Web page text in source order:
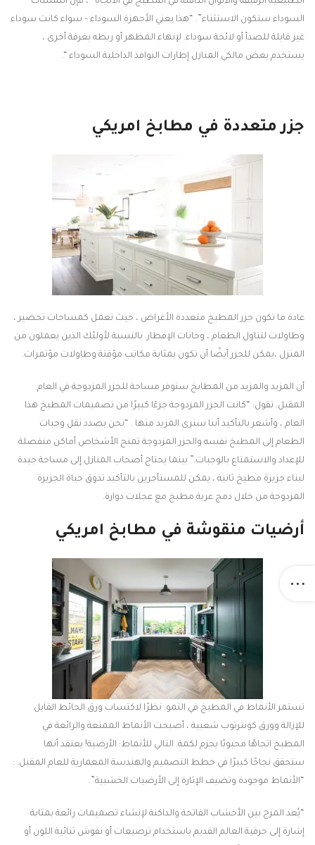
السوداء ستكون الاستثناء”. “هذا يعني الأجهزة السوداء – سواء كانت سوداء
غير قابلة للصدأ أو لائحة سوداء. لإنهاء المظهر أو ربطه بغرفة أخرى ،
يستخدم بعض مالكي المنازل إطارات النوافذ الداخلية السوداء “.
جزر متعددة في مطابخ امريكي
عادة ما تكون جزر المطبخ متعددة الأغراض ، حيث تعمل كمساحات تحضير ،
وطاولات لتناول الطعام ، وحانات الإفطار. بالنسبة لأولئك الذين يعملون من
المنزل ،يمكن للجزر أيضًا أن تكون بمثابة مكاتب مؤقتة وطاولات مؤتمرات.
أن المزيد والمزيد من المطابخ ستوفر مساحة للجزر المزدوجة في العام
المقبل. تقول: “كانت الجزر المزدوجة جزءًا كبيرًا من تصميمات المطبخ هذا
العام ، وأشعر بالتأكيد أننا سنرى المزيد منها . “نحن بصدد نقل وجبات
الطعام إلى المطبخ نفسه والجزر المزدوجة تمنح الأشخاص أماكن منفصلة
للإعداد والاستمتاع بالوجبات.” بينما يحتاج أصحاب المنازل إلى مساحة جيدة
لبناء جزيرة مطبخ ثانية ، يمكن للمستأجرين بالتأكيد تذوق حياة الجزيرة
المزدوجة من خلال دمج عربة مطبخ مع عجلات دوارة.
أرضيات منقوشة في مطابخ امريكي
تستمر الأنماط في المطبخ في النمو. نظرًا لاكتساب ورق الحائط القابل
للإزالة وورق كونترتوب شعبية ، أصبحت الأنماط الممتعة والرائعة في
المطبخ اتجاهًا محبوبًا يحزم لكمة. التالي للأنماط: الأرضية! يعتقد أنها
ستحقق نجاحًا كبيرًا في خطط التصميم والهندسة المعمارية للعام المقبل. :
“الأنماط موجودة وتضيف الإثارة إلى الأرضيات الخشبية”.
“يُعد المزج بين الأخشاب الفاتحة والداكنة لإنشاء تصميمات رائعة بمثابة
إشارة إلى حرفية العالم القديم باستخدام ترصيعات أو نقوش ثنائية اللون أو